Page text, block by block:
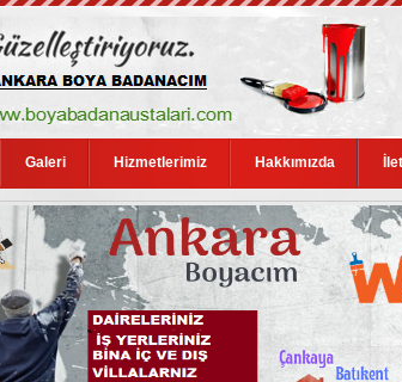
Galeri Hizmetlerimiz Hakkımızda